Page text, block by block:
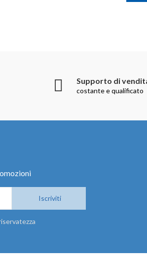
Supporto di
costante e qualificato
Iscriviti